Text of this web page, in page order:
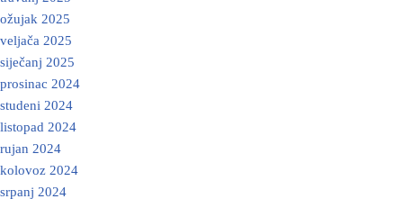
ožujak 2025
veljača 2025
siječanj 2025
prosinac 2024
studeni 2024
listopad 2024
rujan 2024
kolovoz 2024
srpanj 2024